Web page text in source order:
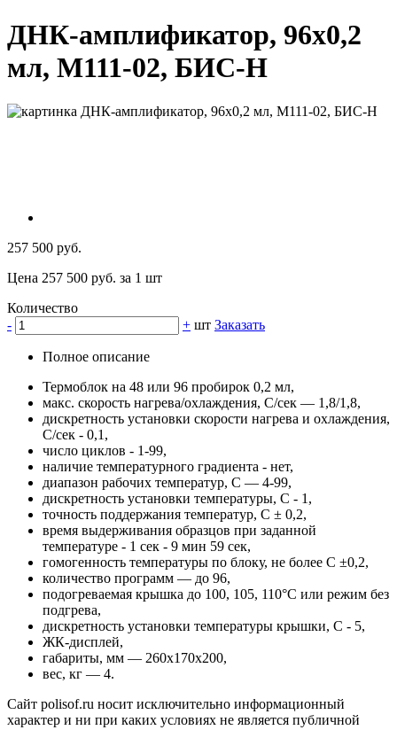
ДНК-амплификатор, 96x0,2
мл, М111-02, БИС-Н
257 500 руб.
Цена 257 500 руб. за 1 шт
Количество
-
+ шт Заказать
Полное описание
Термоблок на 48 или 96 пробирок 0,2 мл,
макс. скорость нагрева/охлаждения, С/сек — 1,8/1,8,
дискретность установки скорости нагрева и охлаждения,
C/сек - 0,1,
число циклов - 1-99,
наличие температурного градиента - нет,
диапазон рабочих температур, С — 4-99,
дискретность установки температуры, C - 1,
точность поддержания температур, С ± 0,2,
время выдерживания образцов при заданной
температуре - 1 сек - 9 мин 59 сек,
гомогенность температуры по блоку, не более С ±0,2,
количество программ — до 96,
подогреваемая крышка до 100, 105, 110°С или режим без
подгрева,
дискретность установки температуры крышки, C - 5,
ЖК-дисплей,
габариты, мм — 260х170х200,
вес, кг — 4.
Сайт polisof.ru носит исключительно информационный
характер и ни при каких условиях не является публичной